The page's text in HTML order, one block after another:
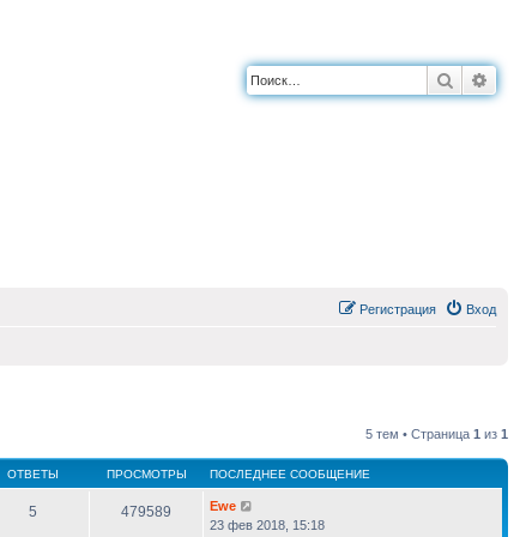
Поиск
Вход
Регистрация
5 тем • Страница 1 из 1
ОТВЕТЫ ПРОСМОТРЫ ПОСЛЕДНЕЕ СООБЩЕНИЕ
5 479589
Ewe
23 фев 2018, 15:18